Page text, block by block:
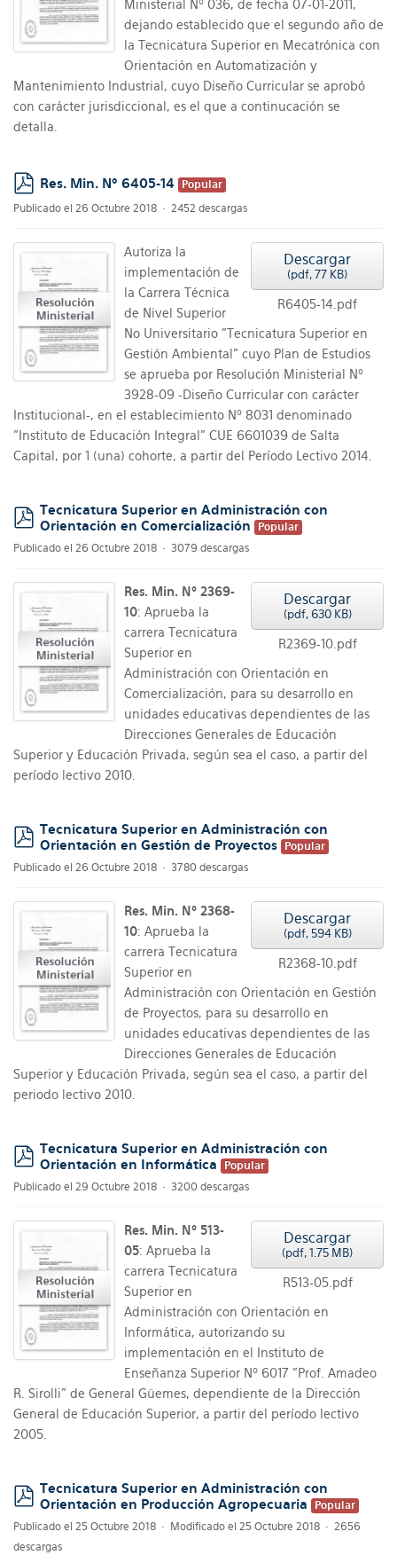
Ministerial Nº 036, de fecha 07-01-2011,
dejando establecido que el segundo año de
la Tecnicatura Superior en Mecatrónica con
Orientación en Automatización y
Mantenimiento Industrial, cuyo Diseño Curricular se aprobó
con carácter jurisdiccional, es el que a continucación se
detalla.
pdf
Res. Min. Nº 6405-14
Popular
Publicado el 26 Octubre 2018
2452 descargas
Descargar
(pdf, 77 KB)
R6405-14.pdf
Autoriza la
implementación de
la Carrera Técnica
de Nivel Superior
No Universitario "Tecnicatura Superior en
Gestión Ambiental" cuyo Plan de Estudios
se aprueba por Resolución Ministerial Nº
3928-09 -Diseño Curricular con carácter
Institucional-, en el establecimiento Nº 8031 denominado
"Instituto de Educación Integral" CUE 6601039 de Salta
Capital, por 1 (una) cohorte, a partir del Período Lectivo 2014.
pdf
Tecnicatura Superior en Administración con
Orientación en Comercialización
Popular
Publicado el 26 Octubre 2018
3079 descargas
Descargar
(pdf, 630 KB)
R2369-10.pdf
Res. Min. Nº 2369-
10: Aprueba la
carrera Tecnicatura
Superior en
Administración con Orientación en
Comercialización, para su desarrollo en
unidades educativas dependientes de las
Direcciones Generales de Educación
Superior y Educación Privada, según sea el caso, a partir del
período lectivo 2010.
pdf
Tecnicatura Superior en Administración con
Orientación en Gestión de Proyectos
Popular
Publicado el 26 Octubre 2018
3780 descargas
Descargar
(pdf, 594 KB)
R2368-10.pdf
Res. Min. Nº 2368-
10: Aprueba la
carrera Tecnicatura
Superior en
Administración con Orientación en Gestión
de Proyectos, para su desarrollo en
unidades educativas dependientes de las
Direcciones Generales de Educación
Superior y Educación Privada, según sea el caso, a partir del
periodo lectivo 2010.
pdf
Tecnicatura Superior en Administración con
Orientación en Informática
Popular
Publicado el 29 Octubre 2018
3200 descargas
Descargar
(pdf, 1.75 MB)
R513-05.pdf
Res. Min. Nº 513-
05: Aprueba la
carrera Tecnicatura
Superior en
Administración con Orientación en
Informática, autorizando su
implementación en el Instituto de
Enseñanza Superior Nº 6017 "Prof. Amadeo
R. Sirolli" de General Güemes, dependiente de la Dirección
General de Educación Superior, a partir del período lectivo
2005.
pdf
Tecnicatura Superior en Administración con
Orientación en Producción Agropecuaria
Popular
Publicado el 25 Octubre 2018
Modificado el 25 Octubre 2018
2656
descargas